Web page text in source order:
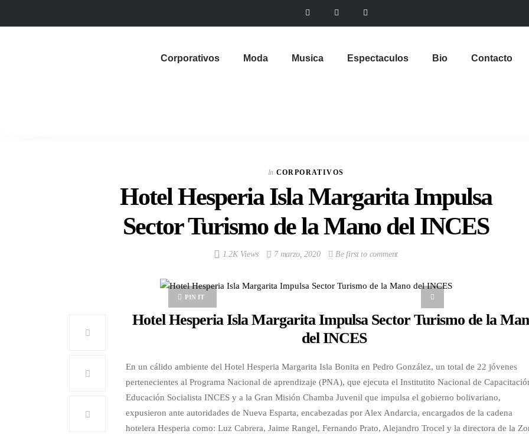
Corporativos Moda Musica Espectaculos Bio Contacto
In CORPORATIVOS
Hotel Hesperia Isla Margarita Impulsa
Sector Turismo de la Mano del INCES
1.2K Views 7 marzo, 2020 Be first to comment
PIN IT
Hotel Hesperia Isla Margarita Impulsa Sector Turismo de la
del INCES
En un cálido ambiente del Hotel Hesperia Margarita Isla Bonita en Pedro González, un total de 22 jóvenes
pertenecientes al Programa Nacional de aprendizaje (PNA), que ejecuta el Institutito Nacional de
Educación Socialista INCES y a la Gran Misión Chamba Juvenil que impulsa el gobierno bolivariano,
expusieron ante autoridades de Nueva Esparta, encabezadas por Alex Andarcia, encargados de la cadena
hotelera Hesperia como: Luz Cabrera, Jaime Rangel, Fernando Prato, Alejandro Trocel y la directora de la